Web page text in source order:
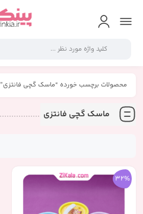
محصولات برچسب خورده “ماسک گچی فانتزی”
ماسک گچی فانتزی
32%